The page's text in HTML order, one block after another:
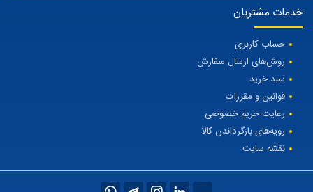
خدمات مشتریان
حساب کاربری
روش‌های ارسال سفارش
سبد خرید
قوانین و مقررات
رعایت حریم خصوصی
رویه‌های بازگرداندن کالا
نقشه سایت